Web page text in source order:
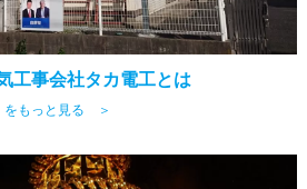
工事会社タカ電工とは
をもっと見る ＞